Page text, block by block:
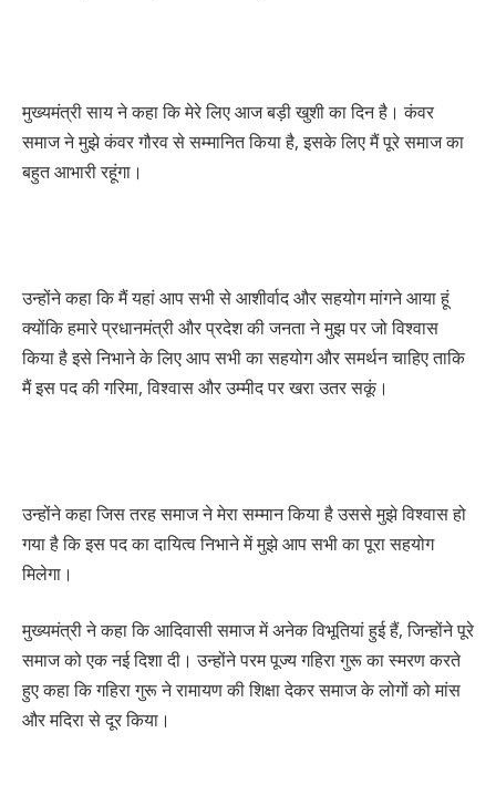
मुख्यमंत्री साय ने कहा कि मेरे लिए आज बड़ी खुशी का दिन है। कंवर
समाज ने मुझे कंवर गौरव से सम्मानित किया है, इसके लिए मैं पूरे समाज का
बहुत आभारी रहूंगा।
उन्होंने कहा कि मैं यहां आप सभी से आशीर्वाद और सहयोग मांगने आया हूं
क्योंकि हमारे प्रधानमंत्री और प्रदेश की जनता ने मुझ पर जो विश्वास
किया है इसे निभाने के लिए आप सभी का सहयोग और समर्थन चाहिए ताकि
मैं इस पद की गरिमा, विश्वास और उम्मीद पर खरा उतर सकूं।
उन्होंने कहा जिस तरह समाज ने मेरा सम्मान किया है उससे मुझे विश्वास हो
गया है कि इस पद का दायित्व निभाने में मुझे आप सभी का पूरा सहयोग
मिलेगा।
मुख्यमंत्री ने कहा कि आदिवासी समाज में अनेक विभूतियां हुई हैं, जिन्होंने पूरे
समाज को एक नई दिशा दी। उन्होंने परम पूज्य गहिरा गुरू का स्मरण करते
हुए कहा कि गहिरा गुरू ने रामायण की शिक्षा देकर समाज के लोगों को मांस
और मदिरा से दूर किया।